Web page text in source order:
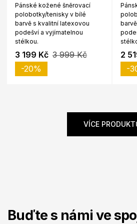
Pánské kožené šněrovací
polobotky/tenisky v bílé
barvě s kvalitní latexovou
podešví a vyjímatelnou
stélkou.
3 199 Kč 3 999 Kč
-20%
2
-
VÍCE
Buďte s námi ve